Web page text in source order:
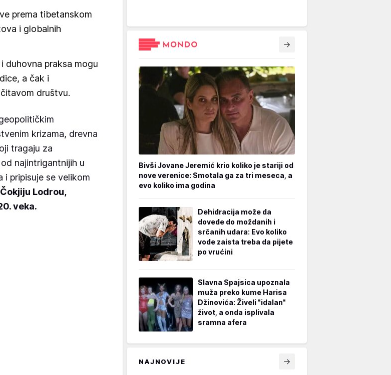
prema tibetanskom
i globalnih
duhovna praksa mogu
a čak i
društvu.
krizama, drevna
tragaju za
najintrigantnijih u
pripisuje se velikom
Lodrou,
veka.
Bivši Jovane Jeremić krio koliko je stariji od
nove verenice: Smotala ga za tri meseca, a
evo koliko ima godina
Dehidracija može da
dovede do moždanih i
srčanih udara: Evo koliko
vode zaista treba da pijete
po vrućini
Slavna Spajsica upoznala
muža preko kume Harisa
Džinovića: Živeli "idalan"
život, a onda isplivala
sramna afera
NAJNOVIJE